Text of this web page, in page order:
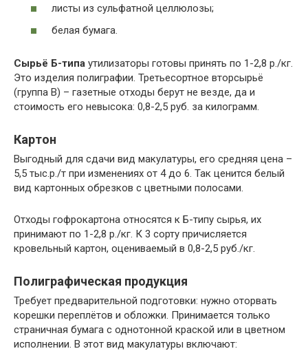
листы из сульфатной целлюлозы;
белая бумага.
Сырьё Б-типа утилизаторы готовы принять по 1-2,8 р./кг.
Это изделия полиграфии. Третьесортное вторсырьё
(группа В) – газетные отходы берут не везде, да и
стоимость его невысока: 0,8-2,5 руб. за килограмм.
Картон
Выгодный для сдачи вид макулатуры, его средняя цена –
5,5 тыс.р./т при изменениях от 4 до 6. Так ценится белый
вид картонных обрезков с цветными полосами.
Отходы гофрокартона относятся к Б-типу сырья, их
принимают по 1-2,8 р./кг. К 3 сорту причисляется
кровельный картон, оцениваемый в 0,8-2,5 руб./кг.
Полиграфическая продукция
Требует предварительной подготовки: нужно оторвать
корешки переплётов и обложки. Принимается только
страничная бумага с однотонной краской или в цветном
исполнении. В этот вид макулатуры включают: